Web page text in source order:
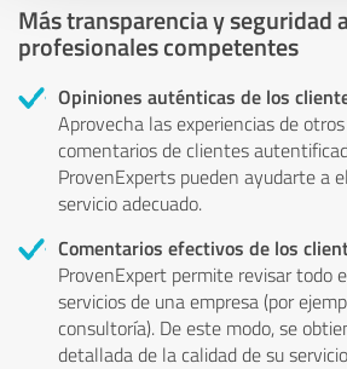
Más transparencia y seguridad
profesionales competentes
Opiniones auténticas de los
Aprovecha las experiencias de
comentarios de clientes
ProvenExperts pueden ayudarte a
servicio adecuado.
Comentarios efectivos de los
ProvenExpert permite revisar todo
servicios de una empresa (por
consultoría). De este modo, se
detallada de la calidad de su